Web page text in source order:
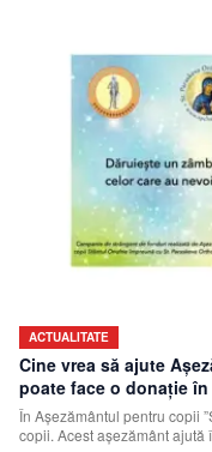
Contact
ACTUALITATE
Cine vrea să ajute
poate face o donație
În Așezământul pentru copii
copii. Acest așezământ ajută